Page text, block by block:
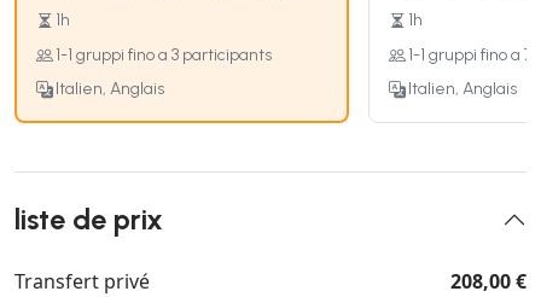
1h
1-1 gruppi fino a 3 participants
Italien, Anglais
1h
1-1 gruppi fino a
Italien, Anglais
liste de prix
Transfert privé 208,00 €